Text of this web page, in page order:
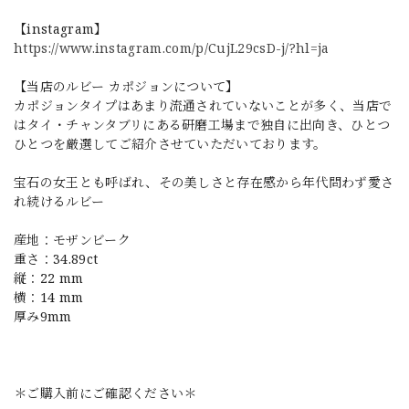
【instagram】
https://www.instagram.com/p/CujL29csD-j/?hl=ja
【当店のルビー カポジョンについて】
カポジョンタイプはあまり流通されていないことが多く、当店で
はタイ・チャンタブリにある研磨工場まで独自に出向き、ひとつ
ひとつを厳選してご紹介させていただいております。
宝石の女王とも呼ばれ、その美しさと存在感から年代問わず愛さ
れ続けるルビー
産地：モザンビーク
重さ：34.89ct
縦：22 mm
横：14 mm
厚み9mm
＊ご購入前にご確認ください＊